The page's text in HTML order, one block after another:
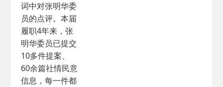
词中对张明华委
员的点评。本届
履职4年来，张
明华委员已提交
10多件提案、
60余篇社情民意
信息，每一件都